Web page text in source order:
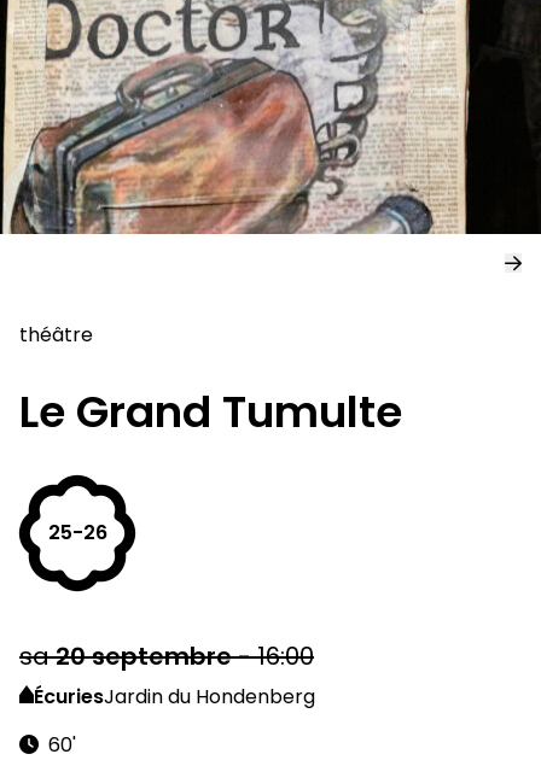
théâtre
Le Grand Tumulte
25-26
sa20septembre-16:00
ÉcuriesJardin du Hondenberg
60'